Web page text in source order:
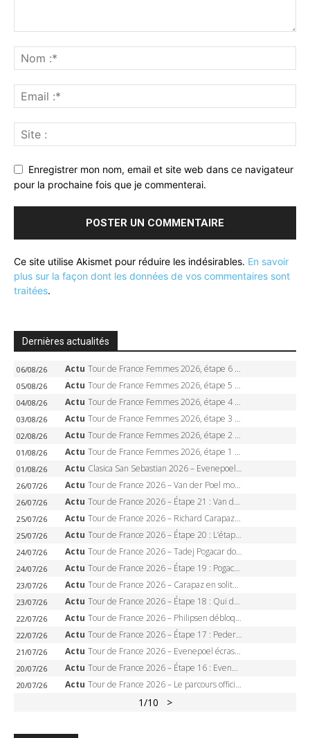
Enregistrer mon nom, email et site web dans ce navigateur
pour la prochaine fois que je commenterai.
Ce site utilise Akismet pour réduire les indésirables. En savoir
plus sur la façon dont les données de vos commentaires sont
traitées.
Dernières actualités
06/08/26 Actu Tour de France Femmes 2026, étape 6 – Kim Le Court-Pienaar gagne à Tournon, Reusser en jaune
05/08/26 Actu Tour de France Femmes 2026, étape 5 – Demi Vollering gagne à Belleville, Reusser en jaune, Ferrand-Prévot coule
04/08/26 Actu Tour de France Femmes 2026, étape 4 – Marlen Reusser écrase le chrono, Ferrand-Prévot en crise
03/08/26 Actu Tour de France Femmes 2026, étape 3 – Sigrid Haugset en solitaire, 88 km d’échappée, maillot jaune
02/08/26 Actu Tour de France Femmes 2026, étape 2 – Lorena Wiebes doublé à Genève, Markus héroïque, 7e record
01/08/26 Actu Tour de France Femmes 2026, étape 1 – Lorena Wiebes intouchable à Lausanne, premier maillot jaune
01/08/26 Actu Clasica San Sebastian 2026 – Evenepoel recordman, 4e victoire, Carapaz battu au sprint
26/07/26 Actu Tour de France 2026 – Van der Poel monumental à Paris, Pogacar égale le record des cinq sacres
26/07/26 Actu Tour de France 2026 – Étape 21 : Van der Poel, Pogacar, qui succédera à Wout van Aert sur les Champs-Elysées ?
25/07/26 Actu Tour de France 2026 – Richard Carapaz roi des Alpes, doublé et maillot à pois, Seixas perd le podium
25/07/26 Actu Tour de France 2026 – Étape 20 : L’étape reine, Galibier, Sarenne, Alpe d’Huez, qui succédera à Pogacar ?
24/07/26 Actu Tour de France 2026 – Tadej Pogacar dompte l’Alpe d’Huez, 5e victoire, record de Pantani pulvérisé
24/07/26 Actu Tour de France 2026 – Étape 19 : Pogacar peut-il enfin dompter l’Alpe d’Huez ?
23/07/26 Actu Tour de France 2026 – Carapaz en solitaire à Orcières-Merlette, Paret-Peintre à un point du maillot à pois
23/07/26 Actu Tour de France 2026 – Étape 18 : Qui domptera Orcières-Merlette, première marche vers l’Alpe d’Huez ?
22/07/26 Actu Tour de France 2026 – Philipsen débloque son compteur à Voiron, Pedersen en danger pour le maillot vert
22/07/26 Actu Tour de France 2026 – Étape 17 : Pedersen peut-il verrouiller le maillot vert à Voiron ?
21/07/26 Actu Tour de France 2026 – Evenepoel écrase le chrono d’Évian, Seixas 4e, Lipowitz abandonne
20/07/26 Actu Tour de France 2026 – Étape 16 : Evenepoel, Pogacar, Ganna… qui domptera le chrono d’Évian pour redessiner le podium ?
20/07/26 Actu Tour de France 2026 – Le parcours officiel complet : 21 étapes, profils, carte et dates
1/10 >